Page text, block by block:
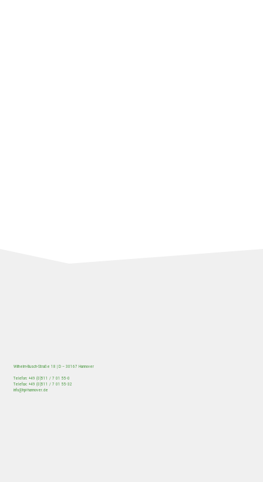
HOME /
Wilhelm-Busch-Straße 18 | D – 30167 Hannover
Telefon: +49 (0)511 / 7 01 55-0
Telefax: +49 (0)511 / 7 01 55-32
info@hpi-hannover.de